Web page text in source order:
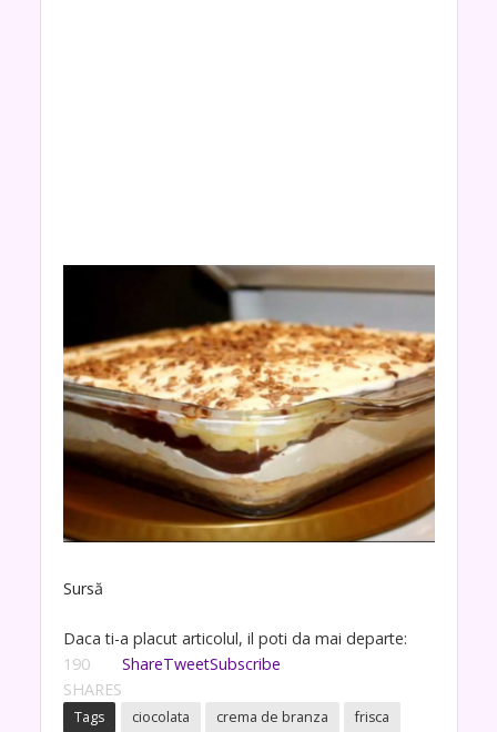
Sursă
Daca ti-a placut articolul, il poti da mai departe:
190
SHARES
ShareTweetSubscribe
Tags ciocolata crema de branza frisca